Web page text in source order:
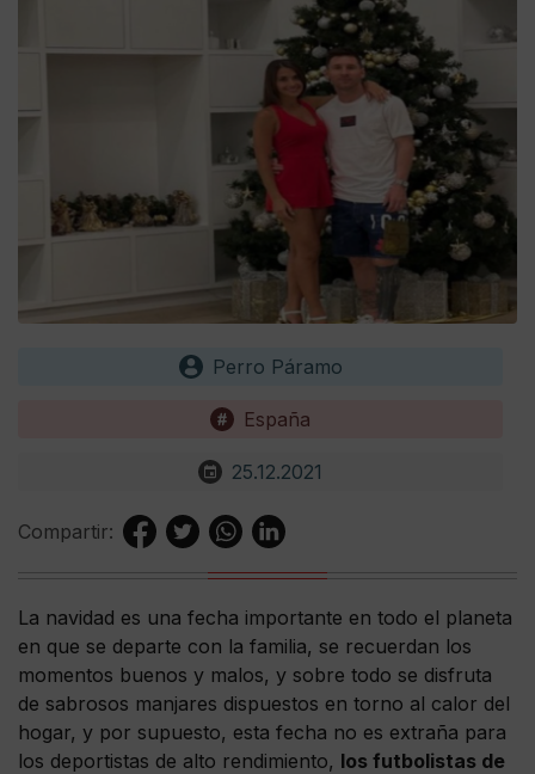
Perro Páramo
España
25.12.2021
Compartir:
La navidad es una fecha importante en todo el planeta
en que se departe con la familia, se recuerdan los
momentos buenos y malos, y sobre todo se disfruta
de sabrosos manjares dispuestos en torno al calor del
hogar, y por supuesto, esta fecha no es extraña para
los deportistas de alto rendimiento, los futbolistas de